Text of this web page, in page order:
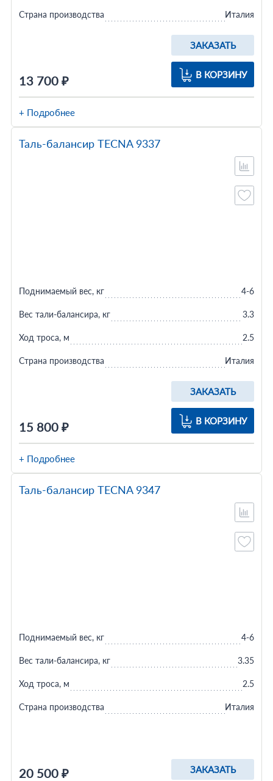
13 700 ₽
ЗАКАЗАТЬ
В КОРЗИНУ
Страна производства Италия
+ Подробнее
Таль-балансир TECNA 9337
15 800 ₽
ЗАКАЗАТЬ
В КОРЗИНУ
Поднимаемый вес, кг 4-6
Вес тали-балансира, кг 3.3
Ход троса, м 2.5
Страна производства Италия
+ Подробнее
Таль-балансир TECNA 9347
20 500 ₽ ЗАКАЗАТЬ
Поднимаемый вес, кг 4-6
Вес тали-балансира, кг 3.35
Ход троса, м 2.5
Страна производства Италия